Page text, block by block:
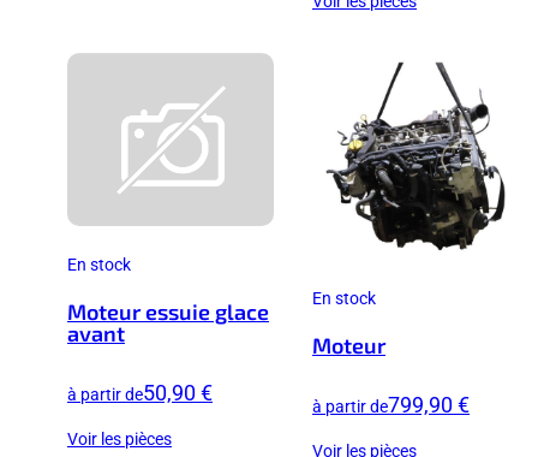
En stock
Moteur essuie glace
avant
à partir de50,90 €
Voir les pièces
En stock
Moteur
à partir de799,90 €
Voir les pièces